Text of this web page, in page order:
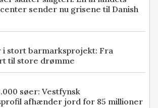
sender nu grisene til Danish
i stort barmarksprojekt: Fra
til store drømme
søer: Vestfynsk
afhænder jord for 85 millioner